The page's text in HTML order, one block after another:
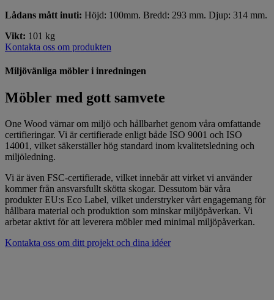
Lådans mått inuti: Höjd: 100mm. Bredd: 293 mm. Djup: 314 mm.
Vikt: 101 kg
Kontakta oss om produkten
Miljövänliga möbler i inredningen
Möbler med gott samvete
One Wood värnar om miljö och hållbarhet genom våra omfattande
certifieringar. Vi är certifierade enligt både ISO 9001 och ISO
14001, vilket säkerställer hög standard inom kvalitetsledning och
miljöledning.
Vi är även FSC-certifierade, vilket innebär att virket vi använder
kommer från ansvarsfullt skötta skogar. Dessutom bär våra
produkter EU:s Eco Label, vilket understryker vårt engagemang för
hållbara material och produktion som minskar miljöpåverkan. Vi
arbetar aktivt för att leverera möbler med minimal miljöpåverkan.
Kontakta oss om ditt projekt och dina idéer